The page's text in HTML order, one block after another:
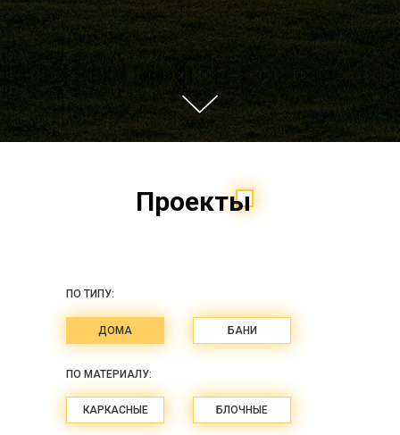
Проекты
ПО ТИПУ:
ДОМА БАНИ
ПО МАТЕРИАЛУ:
КАРКАСНЫЕ БЛОЧНЫЕ